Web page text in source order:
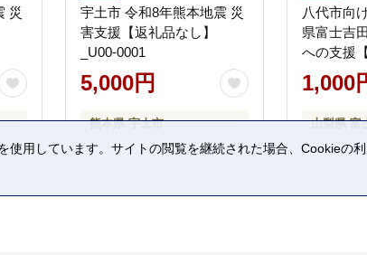
災
宇土市 令和8年熊本地震 災
害支援【返礼品なし】
_U00-0001
5,000円
熊本県 宇土市
八代市向
県富士吉
への支援
1,000
山梨県 富
用しています。サイトの閲覧を継続された場合、Cookieの